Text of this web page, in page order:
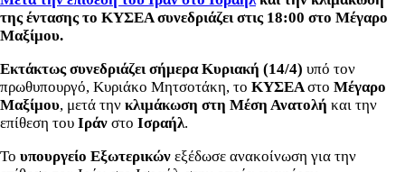
της έντασης το ΚΥΣΕΑ συνεδριάζει στις 18:00 στο Μέγαρο
Μαξίμου.
Εκτάκτως συνεδριάζει σήμερα Κυριακή (14/4) υπό τον
πρωθυπουργό, Κυριάκο Μητσοτάκη, το ΚΥΣΕΑστο Μέγαρο
Μαξίμου, μετά την κλιμάκωση στη Μέση Ανατολή και την
επίθεση του Ιράν στο Ισραήλ.
Το υπουργείο Εξωτερικών εξέδωσε ανακοίνωση για την